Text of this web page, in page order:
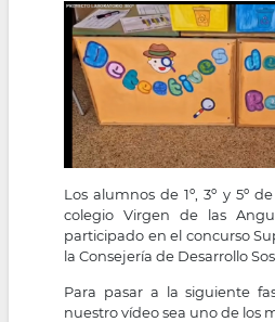
navegación
Los alumnos de 1º, 3º y 5º
colegio Virgen de las
participado en el concurso
la Consejería de Desarrollo
Para pasar a la siguiente
nuestro vídeo sea uno de los